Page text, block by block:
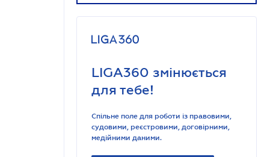
LIGA360 змінюється
для тебе!
Спільне поле для роботи із правовими,
судовими, реєстровими, договірними,
медійними даними.